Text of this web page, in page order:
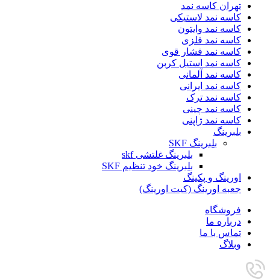
تهران کاسه نمد
کاسه نمد لاستیکی
کاسه نمد وایتون
کاسه نمد فلزی
کاسه نمد فشار قوی
کاسه نمد استیل کربن
کاسه نمد آلمانی
کاسه نمد ایرانی
کاسه نمد ترک
کاسه نمد چینی
کاسه نمد ژاپنی
بلبرینگ
بلبرینگ SKF
بلبرینگ غلتشی skf
بلبرینگ خود تنظیم SKF
اورینگ و پکینگ
جعبه اورینگ (کیت اورینگ)
فروشگاه
درباره ما
تماس با ما
وبلاگ